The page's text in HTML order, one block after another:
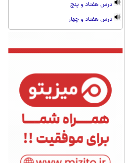
درس هفتاد و پنج
درس هفتاد و چهار